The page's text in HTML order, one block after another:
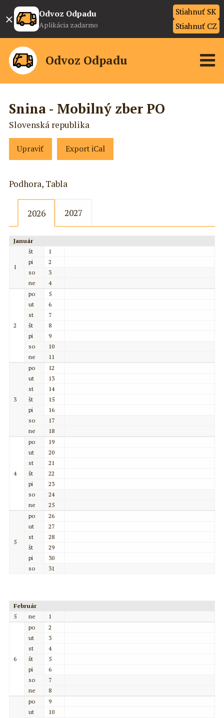
× Odvoz Odpadu
Aplikácia zadarmo
Stiahnuť SK
Stiahnuť CZ
Odvoz Odpadu
Snina - Mobilný zber PO
Slovenská republika
Upraviť Export iCal
Podhora, Tabla
2026 2027
Január
1
št
1
pi
2
so
3
ne
4
2
po
5
ut
6
st
7
št
8
pi
9
so
10
ne
11
3
po
12
ut
13
st
14
št
15
pi
16
so
17
ne
18
4
po
19
ut
20
st
21
št
22
pi
23
so
24
ne
25
5
po
26
ut
27
st
28
št
29
pi
30
so
31
Február
5
ne 1
6
po
2
ut
3
st
4
št
5
pi
6
so
7
ne
8
po
9
ut
10